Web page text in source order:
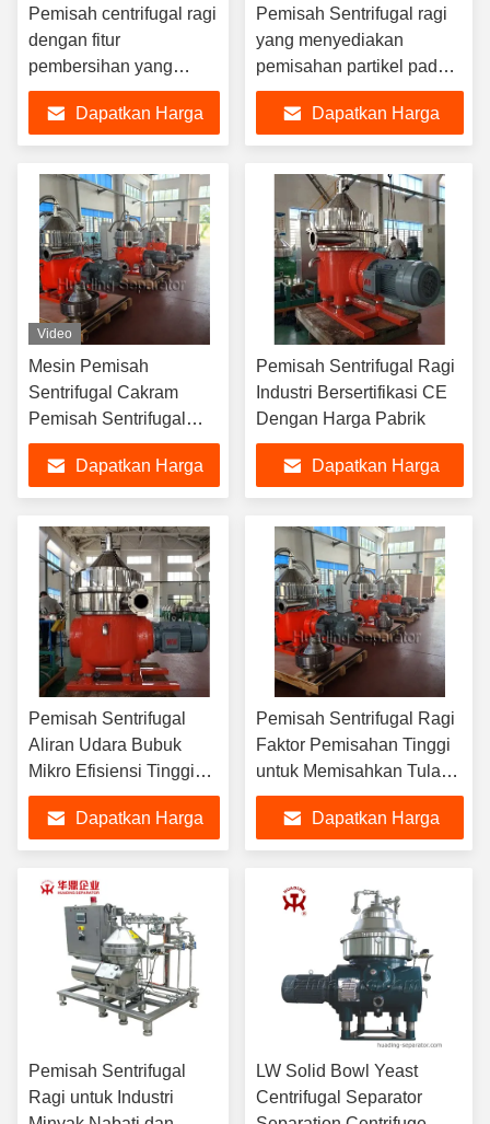
Pemisah centrifugal ragi
dengan fitur
pembersihan yang
mudah dan biaya
perawatan yang rendah
memastikan umur
panjang dan operasi di
industri
Dapatkan Harga
Pemisah Sentrifugal ragi
yang menyediakan
pemisahan partikel padat
yang tidak larut dari cairan
menggunakan teknologi
kekuatan sentrifugal
canggih
Dapatkan Harga
Video
Mesin Pemisah
Sentrifugal Cakram
Pemisah Sentrifugal
Ragi Untuk Protein
Whey Dan Susu
Dapatkan Harga
Pemisah Sentrifugal Ragi
Industri Bersertifikasi CE
Dengan Harga Pabrik
Dapatkan Harga
Pemisah Sentrifugal
Aliran Udara Bubuk
Mikro Efisiensi Tinggi
Pati 3 Fase untuk Aditif
MakananDapatkan Harga
Pemisah Sentrifugal Ragi
Faktor Pemisahan Tinggi
untuk Memisahkan Tulang
Hewan dan Limbah
SayuranDapatkan Harga
Pemisah Sentrifugal
Ragi untuk Industri
LW Solid Bowl Yeast
Centrifugal Separator